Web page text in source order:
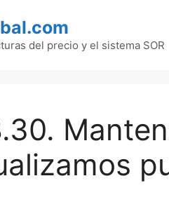
del precio y el sistema SOR